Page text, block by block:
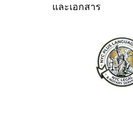
และเอกสาร